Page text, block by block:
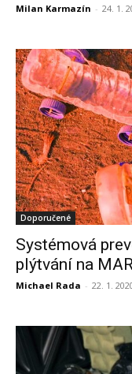
Milan Karmazín - 24. 1.
Doporučené
Systémová
plýtvání na
Michael Rada - 22. 1.